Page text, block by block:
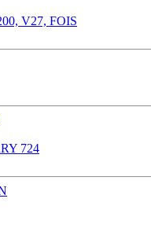
V27, FOIS
724